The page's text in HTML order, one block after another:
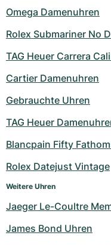
Omega Damenuhren
Rolex Submariner No
TAG Heuer Carrera
Cartier Damenuhren
Gebrauchte Uhren
TAG Heuer
Blancpain Fifty
Rolex Datejust Vintage
Weitere Uhren
Jaeger Le-Coultre
James Bond Uhren